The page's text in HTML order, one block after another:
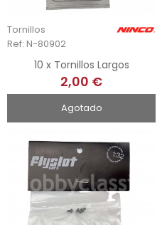
Tornillos
Ref: N-80902
10 x Tornillos Largos
2,00 €
Agotado